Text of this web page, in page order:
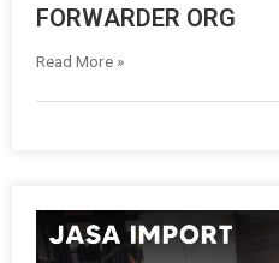
FORWARDER ORG
Read More »